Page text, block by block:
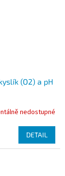
(O2) a pH
nedostupné
DETAIL